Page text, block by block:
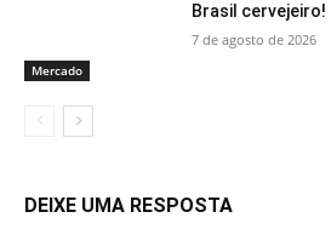
Mercado
Brasil cervejeiro!
7 de agosto de 2026
DEIXE UMA RESPOSTA